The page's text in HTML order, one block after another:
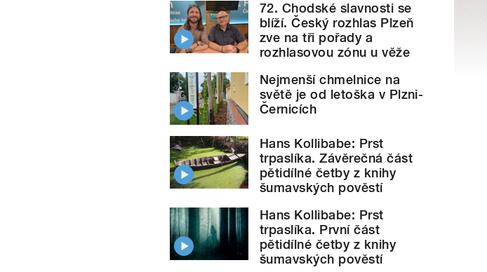
72. Chodské slavnosti se
blíží. Český rozhlas Plzeň
zve na tři pořady a
rozhlasovou zónu u věže
Nejmenší chmelnice na
světě je od letoška v Plzni-
Černicích
Hans Kollibabe: Prst
trpaslíka. Závěrečná část
pětidílné četby z knihy
šumavských pověstí
Hans Kollibabe: Prst
trpaslíka. První část
pětidílné četby z knihy
šumavských pověstí